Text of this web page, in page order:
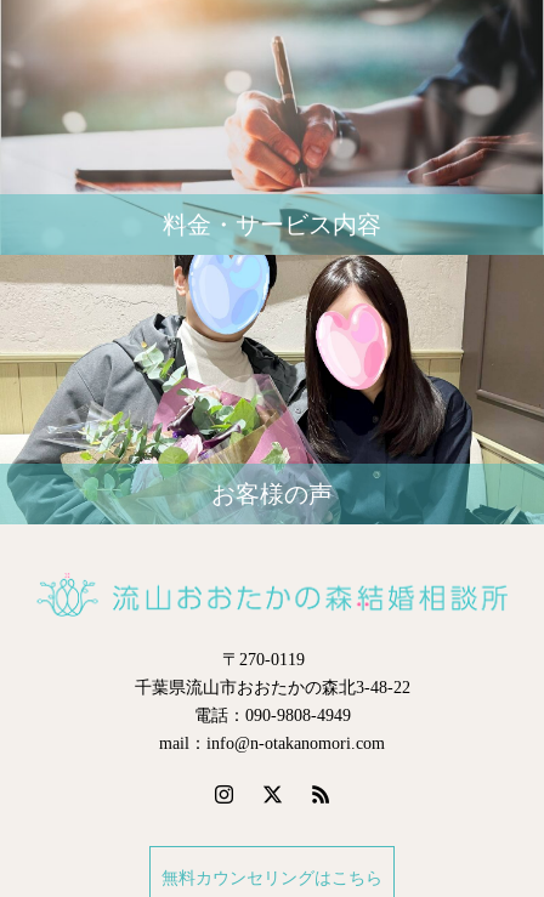
料金・サービス内容
お客様の声
〒270-0119
千葉県流山市おおたかの森北3-48-22
電話：090-9808-4949
mail：info@n-otakanomori.com
無料カウンセリングはこちら